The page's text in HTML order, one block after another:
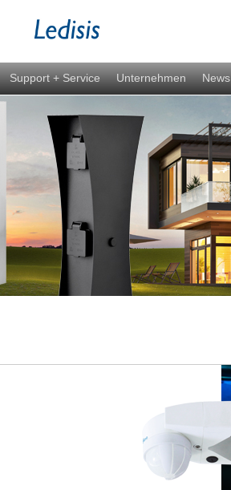
Support + Service Unternehmen News